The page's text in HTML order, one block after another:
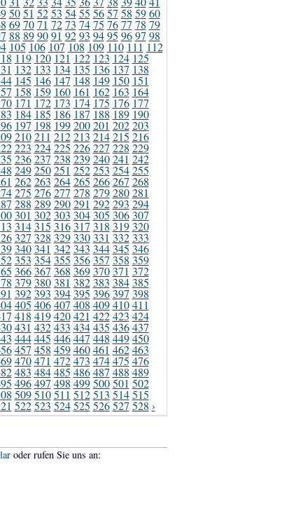
50 51 52 53 54 55 56 57 58 59 60
69 70 71 72 73 74 75 76 77 78 79
88 89 90 91 92 93 94 95 96 97 98
105 106 107 108 109 110 111 112
119 120 121 122 123 124 125
132 133 134 135 136 137 138
145 146 147 148 149 150 151
158 159 160 161 162 163 164
171 172 173 174 175 176 177
184 185 186 187 188 189 190
197 198 199 200 201 202 203
210 211 212 213 214 215 216
223 224 225 226 227 228 229
236 237 238 239 240 241 242
249 250 251 252 253 254 255
262 263 264 265 266 267 268
275 276 277 278 279 280 281
288 289 290 291 292 293 294
301 302 303 304 305 306 307
314 315 316 317 318 319 320
327 328 329 330 331 332 333
340 341 342 343 344 345 346
353 354 355 356 357 358 359
366 367 368 369 370 371 372
379 380 381 382 383 384 385
392 393 394 395 396 397 398
405 406 407 408 409 410 411
418 419 420 421 422 423 424
431 432 433 434 435 436 437
444 445 446 447 448 449 450
457 458 459 460 461 462 463
470 471 472 473 474 475 476
483 484 485 486 487 488 489
496 497 498 499 500 501 502
509 510 511 512 513 514 515
522 523 524 525 526 527 528 ›
oder rufen Sie uns an: